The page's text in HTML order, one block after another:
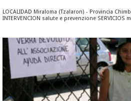
LOCALIDAD Miraloma (Tzalaron) - Provincia
INTERVENCION salute e prevenzione SERVICIOS